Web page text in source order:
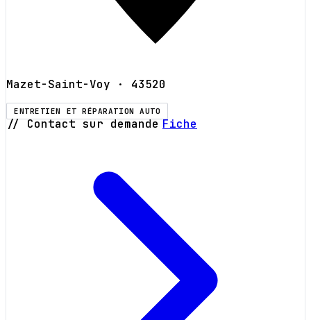
Mazet-Saint-Voy · 43520
ENTRETIEN ET RÉPARATION AUTO
// Contact sur demande Fiche